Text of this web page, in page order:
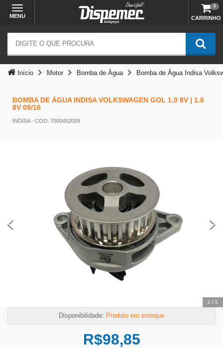
MENU CARRINHO
0
Início Motor Bomba de Água Bomba de Água Indisa
BOMBA DE ÁGUA INDISA VOLKSWAGEN GOL 1.0 8V | 1.6
8V 09/16
INDISA- COD: 7000452009
2 / 5
Disponibilidade: Produto em estoque
R$98,85
Temos outras opções mais
adequadas